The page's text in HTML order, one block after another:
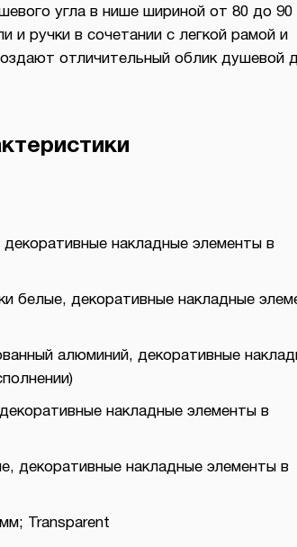
угла в нише шириной от 80 до 90
и ручки в сочетании с легкой рамой и
отличительный облик душевой
накладные элементы в
белые, декоративные накладные
алюминий, декоративные
накладные элементы в
декоративные накладные элементы в
Transparent